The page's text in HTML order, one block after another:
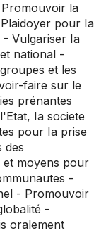
la
pour Ia
- Vulgariser Ia
national -
et les
faire sur le
prénantes
Ia societe
pour Ia prise
des
et moyens pour
-
- Promouvoir
-
oralement